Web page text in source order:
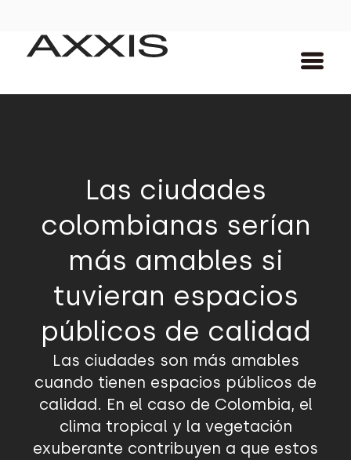
Las ciudades
colombianas serían
más amables si
tuvieran espacios
públicos de calidad
Las ciudades son más amables
cuando tienen espacios públicos de
calidad. En el caso de Colombia, el
clima tropical y la vegetación
exuberante contribuyen a que estos